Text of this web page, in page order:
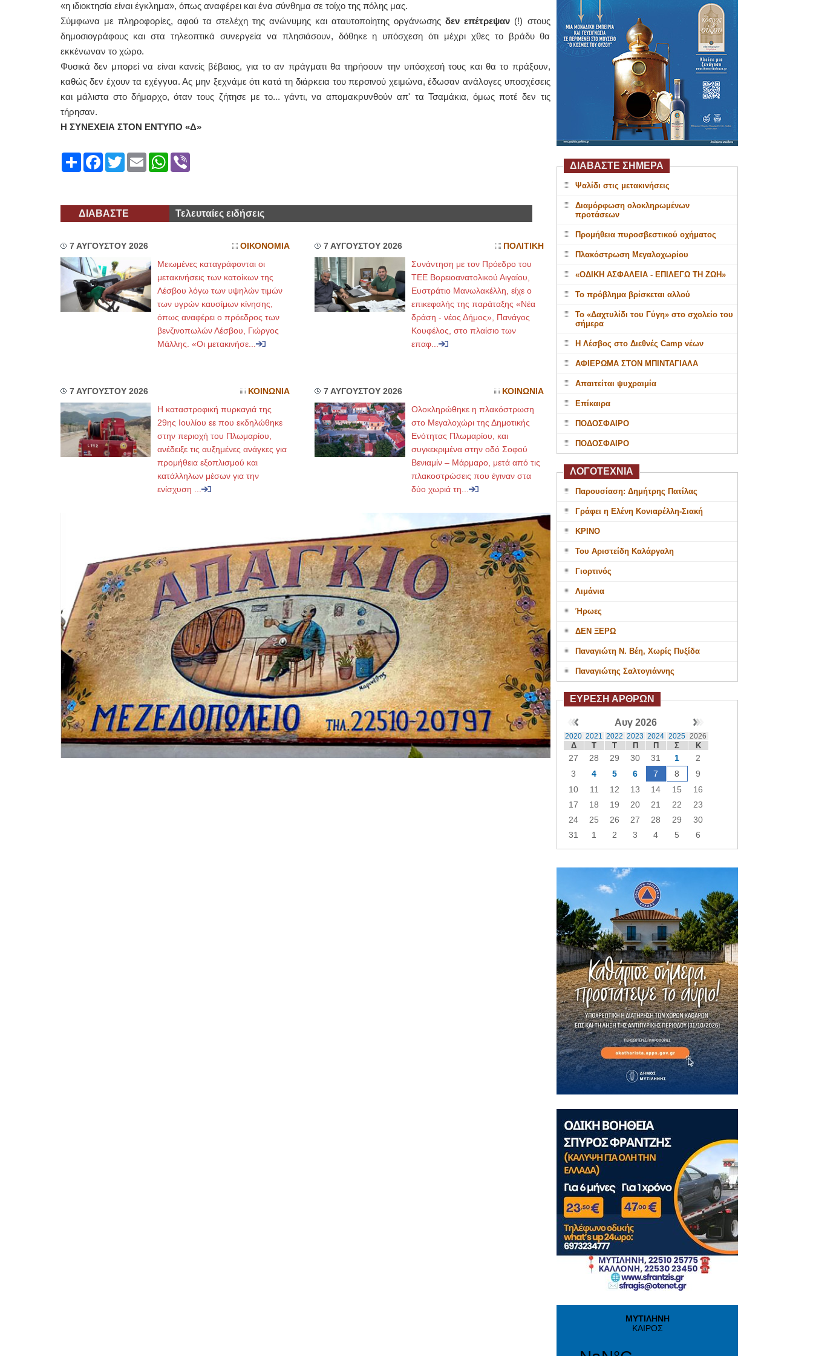
«η ιδιοκτησία είναι έγκλημα», όπως αναφέρει και ένα σύνθημα σε τοίχο της πόλης μας.
Σύμφωνα με πληροφορίες, αφού τα στελέχη της ανώνυμης και αταυτοποίητης οργάνωσηςδεν επέτρεψαν (!) στους
δημοσιογράφους και στα τηλεοπτικά συνεργεία να πλησιάσουν, δόθηκε η υπόσχεση ότι μέχρι χθες το βράδυ θα
εκκένωναν το χώρο.
Φυσικά δεν μπορεί να είναι κανείς βέβαιος, για το αν πράγματι θα τηρήσουν την υπόσχεσή τους και θα το πράξουν,
καθώς δεν έχουν τα εχέγγυα. Ας μην ξεχνάμε ότι κατά τη διάρκεια του περσινού χειμώνα, έδωσαν ανάλογες υποσχέσεις
και μάλιστα στο δήμαρχο, όταν τους ζήτησε με το... γάντι, να απομακρυνθούν απ' τα Τσαμάκια, όμως ποτέ δεν τις
τήρησαν.
Η ΣΥΝΕΧΕΙΑ ΣΤΟΝ ΕΝΤΥΠΟ «Δ»
ShareFacebook
TwitterEmailWhatsApp
Viber
ΔΙΑΒΑΣΤΕ Τελευταίες ειδήσεις
7 ΑΥΓΟΥΣΤΟΥ 2026 ΟΙΚΟΝΟΜΙΑ
Μειωμένες καταγράφονται οι
μετακινήσεις των κατοίκων της
Λέσβου λόγω των υψηλών τιμών
των υγρών καυσίμων κίνησης,
όπως αναφέρει ο πρόεδρος των
βενζινοπωλών Λέσβου, Γιώργος
Μάλλης. «Οι μετακινήσε...
7 ΑΥΓΟΥΣΤΟΥ 2026 ΠΟΛΙΤΙΚΗ
Συνάντηση με τον Πρόεδρο του
ΤΕΕ Βορειοανατολικού Αιγαίου,
Ευστράτιο Μανωλακέλλη, είχε ο
επικεφαλής της παράταξης «Νέα
δράση - νέος Δήμος», Πανάγος
Κουφέλος, στο πλαίσιο των
επαφ...
7 ΑΥΓΟΥΣΤΟΥ 2026 ΚΟΙΝΩΝΙΑ
Η καταστροφική πυρκαγιά της
29ης Ιουλίου εε που εκδηλώθηκε
στην περιοχή του Πλωμαρίου,
ανέδειξε τις αυξημένες ανάγκες για
προμήθεια εξοπλισμού και
κατάλληλων μέσων για την
ενίσχυση ...
7 ΑΥΓΟΥΣΤΟΥ 2026 ΚΟΙΝΩΝΙΑ
Ολοκληρώθηκε η πλακόστρωση
στο Μεγαλοχώρι της Δημοτικής
Ενότητας Πλωμαρίου, και
συγκεκριμένα στην οδό Σοφού
Βενιαμίν – Μάρμαρο, μετά από τις
πλακοστρώσεις που έγιναν στα
δύο χωριά τη...
ΔΙΑΒΑΣΤΕ ΣΗΜΕΡΑ
Ψαλίδι στις μετακινήσεις
Διαμόρφωση ολοκληρωμένων
προτάσεων
Προμήθεια πυροσβεστικού οχήματος
Πλακόστρωση Μεγαλοχωρίου
«ΟΔΙΚΗ ΑΣΦΑΛΕΙΑ - ΕΠΙΛΕΓΩ ΤΗ ΖΩΗ»
Το πρόβλημα βρίσκεται αλλού
Το «Δαχτυλίδι του Γύγη» στο σχολείο του
σήμερα
Η Λέσβος στο Διεθνές Camp νέων
ΑΦΙΕΡΩΜΑ ΣΤΟΝ ΜΠΙΝΤΑΓΙΑΛΑ
Απαιτείται ψυχραιμία
Επίκαιρα
ΠΟΔΟΣΦΑΙΡΟ
ΠΟΔΟΣΦΑΙΡΟ
ΛΟΓΟΤΕΧΝΙΑ
Παρουσίαση: Δημήτρης Πατίλας
Γράφει η Ελένη Κονιαρέλλη-Σιακή
ΚΡΙΝΟ
Του Αριστείδη Καλάργαλη
Γιορτινός
Λιμάνια
Ήρωες
ΔΕΝ ΞΕΡΩ
Παναγιώτη Ν. Βέη, Χωρίς Πυξίδα
Παναγιώτης Σαλτογιάννης
ΕΥΡΕΣΗ ΑΡΘΡΩΝ
Αυγ 2026
2020 2021 2022 2023 2024 2025 2026
Δ Τ Τ Π Π Σ Κ
27 28 29 30 31 1
2
3
4 5 6 7 8
9
10
11 12 13 14 15
16
17
18 19 20 21 22
23
24
25 26 27 28 29
30
31
1 2 3 4 5 6